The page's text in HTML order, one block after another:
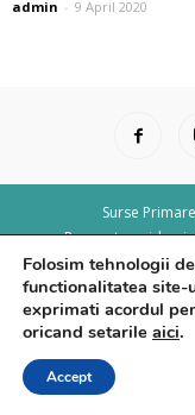
admin - 9 April 2020
Surse Primare
Rapoarte
Folosim tehnologii
functionalitatea site-
exprimati acordul
oricand setarile aici.
Accept